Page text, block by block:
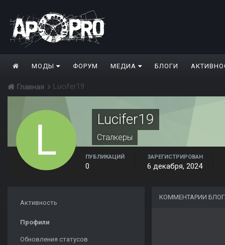
МОДЫ ФОРУМ МЕДИА БЛОГИ
Главная Lucifer19
Lucifer19
Сталкеры
ПУБЛИКАЦИЙ
0
ЗАРЕГИСТРИРОВАН
6 декабря, 2024
Активность
Профили
Обновления статусов
КОММЕНТАРИИ